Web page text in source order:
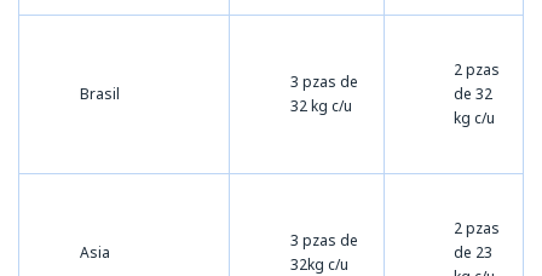
Brasil
3 pzas de
32 kg c/u
2 pzas
de 32
kg c/u
Asia
3 pzas de
32kg c/u
2 pzas
de 23